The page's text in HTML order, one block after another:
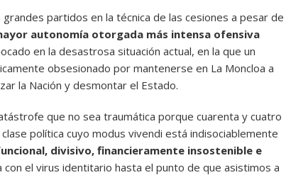
partidos en la técnica de las cesiones a pesar de
autonomía otorgada más intensa ofensiva
en la desastrosa situación actual, en la que un
obsesionado por mantenerse en La Moncloa a
la Nación y desmontar el Estado.
que no sea traumática porque cuarenta y cuatro
política cuyo modus vivendi está indisociablemente
divisivo, financieramente insostenible e
con el virus identitario hasta el punto de que asistimos a